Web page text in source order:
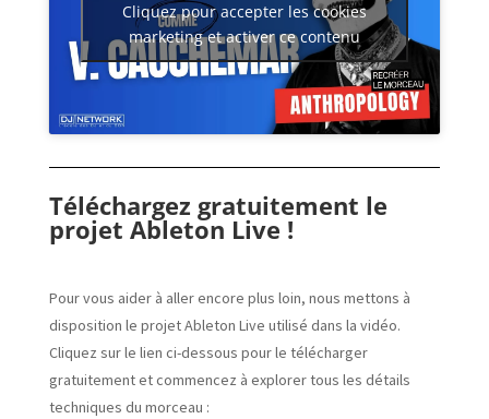
Cliquez pour accepter les cookies
marketing et activer ce contenu
Téléchargez gratuitement le
projet Ableton Live !
Pour vous aider à aller encore plus loin, nous mettons à
disposition le projet Ableton Live utilisé dans la vidéo.
Cliquez sur le lien ci-dessous pour le télécharger
gratuitement et commencez à explorer tous les détails
techniques du morceau :